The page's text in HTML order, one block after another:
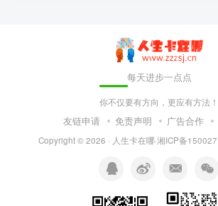
每天进步一点点
你不仅要有方向，更应有方法！
友链申请 免责声明 广告合作
Copyright © 2026 · 人生卡在哪·湘ICP备